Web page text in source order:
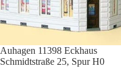
Sale
Auhagen 11398 Eckhaus
Schmidtstraße 25, Spur H0